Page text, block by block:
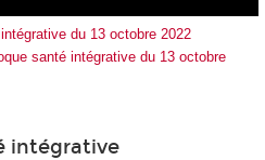
du 13 octobre 2022
santé intégrative du 13 octobre
intégrative